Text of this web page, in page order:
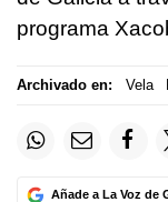
programa
Archivado en: Vela
Añade a La Voz de